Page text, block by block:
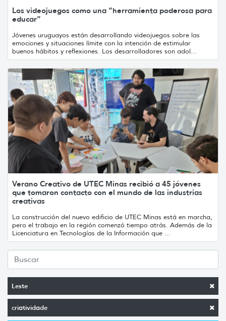
Leste
criatividade
Los videojuegos como una “herramienta poderosa para
educar”
Jóvenes uruguayos están desarrollando videojuegos sobre las
emociones y situaciones límite con la intención de estimular
buenos hábitos y reflexiones. Los desarrolladores son adol...
Verano Creativo de UTEC Minas recibió a 45 jóvenes
que tomaron contacto con el mundo de las industrias
creativas
La construcción del nuevo edificio de UTEC Minas está en marcha,
pero el trabajo en la región comenzó tiempo atrás. Además de la
Licenciatura en Tecnologías de la Información que ...